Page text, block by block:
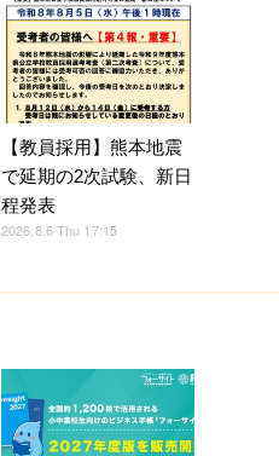
【教員採用】熊本地震
で延期の2次試験、新日
程発表
2026.8.6 Thu 17:15